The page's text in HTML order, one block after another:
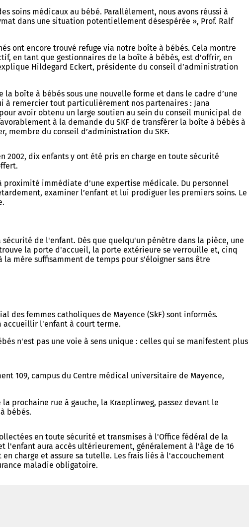
médicaux au bébé. Parallèlement, nous avons réussi à
dans une situation potentiellement désespérée », Prof. Ralf
ont encore trouvé refuge via notre boîte à bébés. Cela montre
en tant que gestionnaires de la boîte à bébés, est d’offrir, en
Hildegard Eckert, présidente du conseil d’administration
boîte à bébés sous une nouvelle forme et dans le cadre d’une
à remercier tout particulièrement nos partenaires : Jana
avoir obtenu un large soutien au sein du conseil municipal de
à la demande du SKF de transférer la boîte à bébés à
membre du conseil d’administration du SKF.
2002, dix enfants y ont été pris en charge en toute sécurité
proximité immédiate d’une expertise médicale. Du personnel
examiner l’enfant et lui prodiguer les premiers soins. Le
de l'enfant. Dès que quelqu'un pénètre dans la pièce, une
la porte d'accueil, la porte extérieure se verrouille et, cinq
mère suffisamment de temps pour s'éloigner sans être
des femmes catholiques de Mayence (SkF) sont informés.
accueillir l'enfant à court terme.
n'est pas une voie à sens unique : celles qui se manifestent plus
109, campus du Centre médical universitaire de Mayence,
prochaine rue à gauche, la Kraeplinweg, passez devant le
bébés.
en toute sécurité et transmises à l'Office fédéral de la
l'enfant aura accès ultérieurement, généralement à l'âge de 16
charge et assure sa tutelle. Les frais liés à l'accouchement
maladie obligatoire.